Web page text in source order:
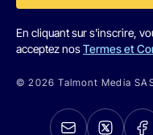
En cliquant sur s'inscrire,
acceptez nosTermes et
© 2026 Talmont Media